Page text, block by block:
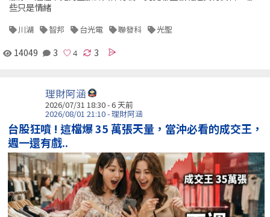
些只是情緒
川湖 智邦 台光電 聯發科 光聖
14049 3 3
理財阿涵
2026/07/31 18:30 - 6 天前
2026/08/01 21:10 - 理財阿涵
台股狂噴 ! 這檔爆 35 萬張天量，當沖必看的成交王，
週一還有戲..